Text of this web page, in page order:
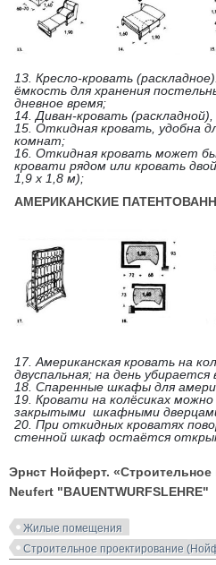
13. Кресло-кровать
ёмкость для хранения
дневное время;
14. Диван-кровать
15. Откидная кровать, удобна
комнат;
16. Откидная кровать может
кровати рядом или кровать
1,9 х 1,8 м);
АМЕРИКАНСКИЕ
17. Американская кровать на
двуспальная; на день
18. Спаренные шкафы для
19. Кровати на колёсиках
закрытыми шкафными
20. При откидных кроватях
стенной шкаф остаётся
Эрнст Нойферт. «Строительное
Neufert "BAUENTWURFSLEHRE"
Жилые помещения
Строительное проектирование